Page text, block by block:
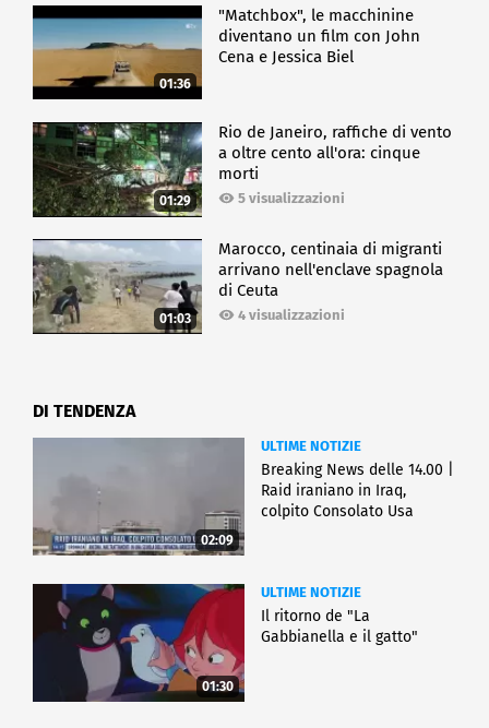
01:36
"Matchbox", le macchinine
diventano un film con John
Cena e Jessica Biel
01:29
Rio de Janeiro, raffiche di vento
a oltre cento all'ora: cinque
morti
5 visualizzazioni
01:03
Marocco, centinaia di migranti
arrivano nell'enclave spagnola
di Ceuta
4 visualizzazioni
DI TENDENZA
02:09
ULTIME NOTIZIE
Breaking News delle 14.00 |
Raid iraniano in Iraq,
colpito Consolato Usa
01:30
ULTIME NOTIZIE
Il ritorno de "La
Gabbianella e il gatto"